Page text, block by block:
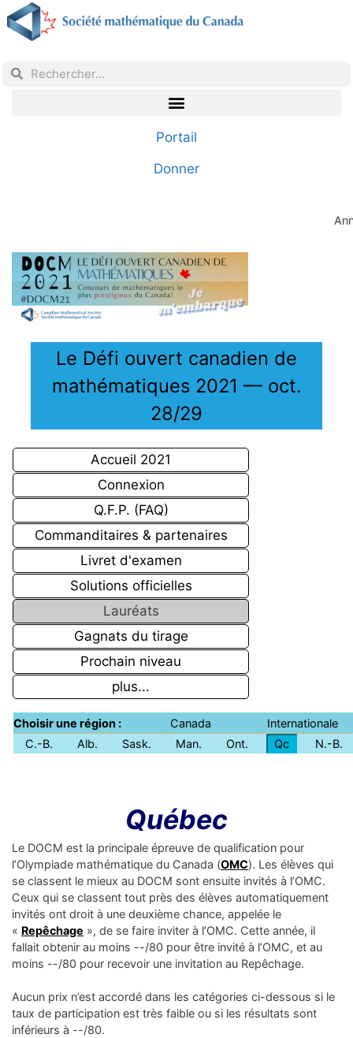
Portail
Donner
Le Défi ouvert canadien de
mathématiques 2021 — oct.
28/29
Accueil 2021
Connexion
Q.F.P. (FAQ)
Commanditaires & partenaires
Livret d'examen
Solutions officielles
Lauréats
Gagnats du tirage
Prochain niveau
plus...
Choisir une région : Canada
Internationale
C.-B.
Alb. Sask. Man. Ont. Qc N.-B.
Québec
Le DOCM est la principale épreuve de qualification pour
l’Olympiade mathématique du Canada (OMC). Les élèves qui
se classent le mieux au DOCM sont ensuite invités à l’OMC.
Ceux qui se classent tout près des élèves automatiquement
invités ont droit à une deuxième chance, appelée le
« Repêchage », de se faire inviter à l’OMC. Cette année, il
fallait obtenir au moins --/80 pour être invité à l’OMC, et au
moins --/80 pour recevoir une invitation au Repêchage.
Aucun prix n’est accordé dans les catégories ci-dessous si le
taux de participation est très faible ou si les résultats sont
inférieurs à --/80.